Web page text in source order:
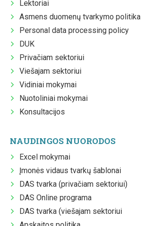
Lektoriai
Asmens duomenų tvarkymo politika
Personal data processing policy
DUK
Privačiam sektoriui
Viešajam sektoriui
Vidiniai mokymai
Nuotoliniai mokymai
Konsultacijos
NAUDINGOS NUORODOS
Excel mokymai
Įmonės vidaus tvarkų šablonai
DAS tvarka (privačiam sektoriui)
DAS Online programa
DAS tvarka (viešajam sektoriui